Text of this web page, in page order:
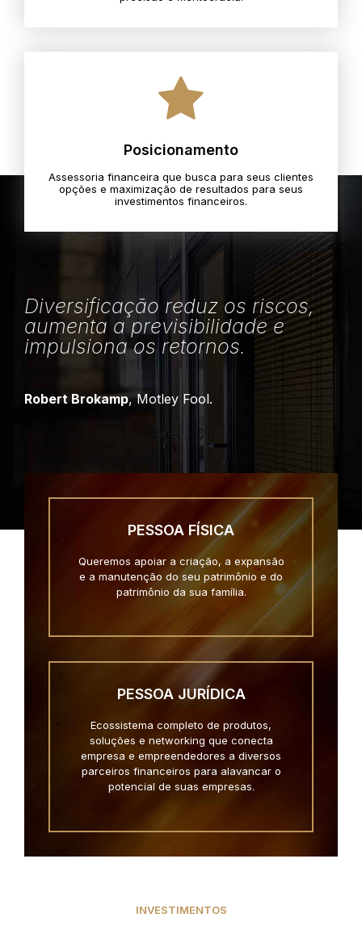
Posicionamento
Assessoria financeira que busca para seus clientes
opções e maximização de resultados para seus
investimentos financeiros.
Diversificação reduz os riscos,
aumenta a previsibilidade e
impulsiona os retornos.
Robert Brokamp, Motley Fool.
PESSOA FÍSICA
Queremos apoiar a criação, a expansão
e a manutenção do seu patrimônio e do
patrimônio da sua família.
PESSOA JURÍDICA
Ecossistema completo de produtos,
soluções e networking que conecta
empresa e empreendedores a diversos
parceiros financeiros para alavancar o
potencial de suas empresas.
INVESTIMENTOS